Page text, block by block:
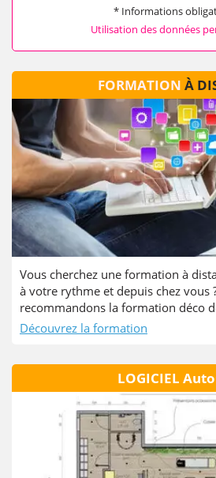
* Informations
Utilisation des données
FORMATION À
Vous cherchez une formation à
à votre rythme et depuis chez vous
recommandons la formation déco
Découvrez la formation
LOGICIEL